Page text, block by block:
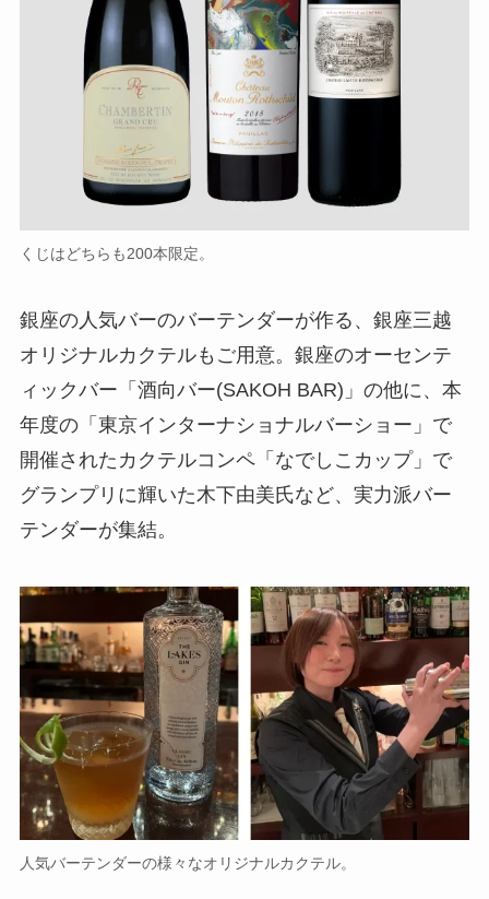
くじはどちらも200本限定。
銀座の人気バーのバーテンダーが作る、銀座三越
オリジナルカクテルもご用意。銀座のオーセンテ
ィックバー「酒向バー(SAKOH BAR)」の他に、本
年度の「東京インターナショナルバーショー」で
開催されたカクテルコンペ「なでしこカップ」で
グランプリに輝いた木下由美氏など、実力派バー
テンダーが集結。
人気バーテンダーの様々なオリジナルカクテル。